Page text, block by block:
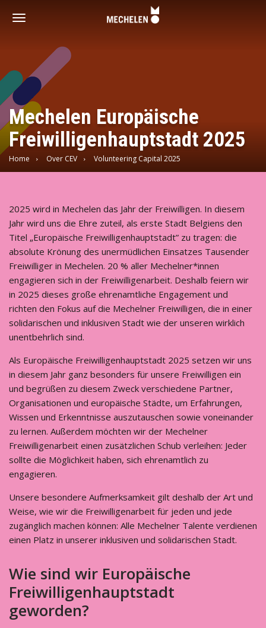
Toggle
Mechelen Europäische
Freiwilligenhauptstadt 2025
Home Over CEV Volunteering Capital 2025
2025 wird in Mechelen das Jahr der Freiwilligen. In diesem
Jahr wird uns die Ehre zuteil, als erste Stadt Belgiens den
Titel „Europäische Freiwilligenhauptstadt” zu tragen: die
absolute Krönung des unermüdlichen Einsatzes Tausender
Freiwilliger in Mechelen. 20 % aller Mechelner*innen
engagieren sich in der Freiwilligenarbeit. Deshalb feiern wir
in 2025 dieses große ehrenamtliche Engagement und
richten den Fokus auf die Mechelner Freiwilligen, die in einer
solidarischen und inklusiven Stadt wie der unseren wirklich
unentbehrlich sind.
Als Europäische Freiwilligenhauptstadt 2025 setzen wir uns
in diesem Jahr ganz besonders für unsere Freiwilligen ein
und begrüßen zu diesem Zweck verschiedene Partner,
Organisationen und europäische Städte, um Erfahrungen,
Wissen und Erkenntnisse auszutauschen sowie voneinander
zu lernen. Außerdem möchten wir der Mechelner
Freiwilligenarbeit einen zusätzlichen Schub verleihen: Jeder
sollte die Möglichkeit haben, sich ehrenamtlich zu
engagieren.
Unsere besondere Aufmerksamkeit gilt deshalb der Art und
Weise, wie wir die Freiwilligenarbeit für jeden und jede
zugänglich machen können: Alle Mechelner Talente verdienen
einen Platz in unserer inklusiven und solidarischen Stadt.
Wie sind wir Europäische
Freiwilligenhauptstadt
geworden?